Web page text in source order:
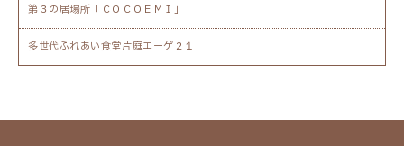
第３の居場所「ＣＯＣＯＥＭＩ」
多世代ふれあい食堂片庭エーゲ２１